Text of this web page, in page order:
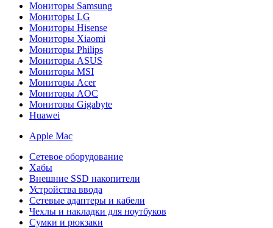
Мониторы Samsung
Мониторы LG
Мониторы Hisense
Мониторы Xiaomi
Мониторы Philips
Мониторы ASUS
Мониторы MSI
Мониторы Acer
Мониторы AOC
Мониторы Gigabyte
Huawei
Apple Mac
Сетевое оборудование
Хабы
Внешние SSD накопители
Устройства ввода
Сетевые адаптеры и кабели
Чехлы и накладки для ноутбуков
Сумки и рюкзаки